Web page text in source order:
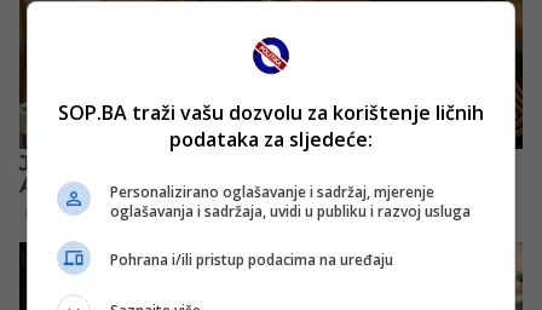
SOP.BA traži vašu dozvolu za korištenje ličnih
podataka za sljedeće:
Personalizirano oglašavanje i sadržaj, mjerenje
oglašavanja i sadržaja, uvidi u publiku i razvoj usluga
Pohrana i/ili pristup podacima na uređaju